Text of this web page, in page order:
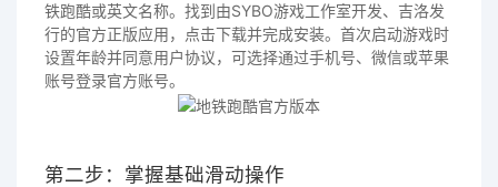
铁跑酷或英文名称。找到由SYBO游戏工作室开发、吉洛发
行的官方正版应用，点击下载并完成安装。首次启动游戏时
设置年龄并同意用户协议，可选择通过手机号、微信或苹果
账号登录官方账号。
第二步：掌握基础滑动操作